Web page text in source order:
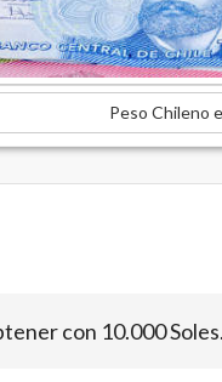
Peso Chileno
con 10.000